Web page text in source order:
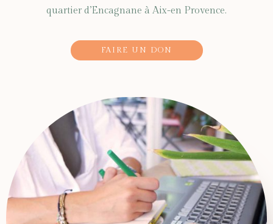
quartier d’Encagnane à Aix-en Provence.
FAIRE UN DON